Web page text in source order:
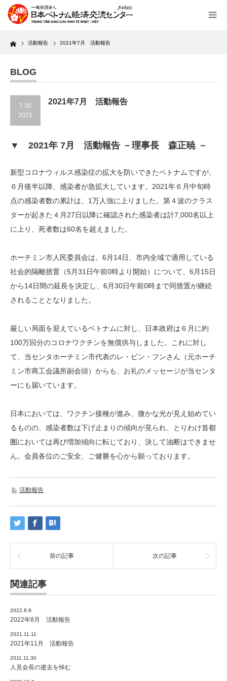
Home 活動報告 2021年7月 活動報告
BLOG
7.30
2021
2021年7月 活動報告
▼ 2021年 7月 活動報告 －理事長 森正暁 －
新型コロナウィルス感染症の拡大を防いできたベトナムですが、
６月後半以降、感染者が急拡大しています。2021年６月中旬時
点の感染者数の累計は、1万人強に上りました。第４波のクラス
ターが起きた４月27日以降に確認された感染者は計7,000名以上
に上り、死者数は60名を超えました。
ホーチミン市人民委員会は、6月14日、市内全域で適用している
社会的隔離措置（5月31日午前0時より開始）について、6月15日
から14日間の延長を決定し、6月30日午前0時まで同措置が継続
されることとなりました。
厳しい局面を迎えているベトナムに対し、日本政府は６月に約
100万回分のコロナワクチンを無償供与しました。これに対し
て、当センタホーチミン市代表のレ・ビン・フンさん（元ホーチ
ミン市商工会議所副会頭）からも、お礼のメッセージが当センタ
ーにも届いています。
日本においては、ワクチン接種が進み、微かな光が見え始めてい
るものの、感染者数は下げ止まりの傾向が見られ、とりわけ首都
圏においては再び増加傾向に転じており、決して油断はできませ
ん。会員各位のご安全、ご健勝を心から願っております。
活動報告
前の記事 次の記事
関連記事
2022.8.9
2022年8月 活動報告
2021.11.11
2021年11月 活動報告
2011.11.30
人見会長の逝去を悼む